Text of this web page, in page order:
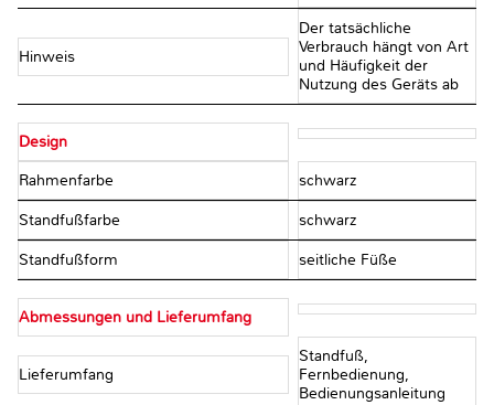
Hinweis
Der tatsächliche
Verbrauch hängt von Art
und Häufigkeit der
Nutzung des Geräts ab
Design
Rahmenfarbe schwarz
Standfußfarbe schwarz
Standfußform seitliche Füße
Abmessungen und Lieferumfang
Lieferumfang
Standfuß,
Fernbedienung,
Bedienungsanleitung